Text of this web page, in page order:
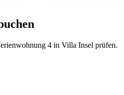
4 in Villa Insel prüfen.